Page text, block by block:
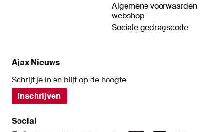
Algemene voorwaarden
webshop
Sociale gedragscode
Ajax Nieuws
Schrijf je in en blijf op de hoogte.
Inschrijven
Social